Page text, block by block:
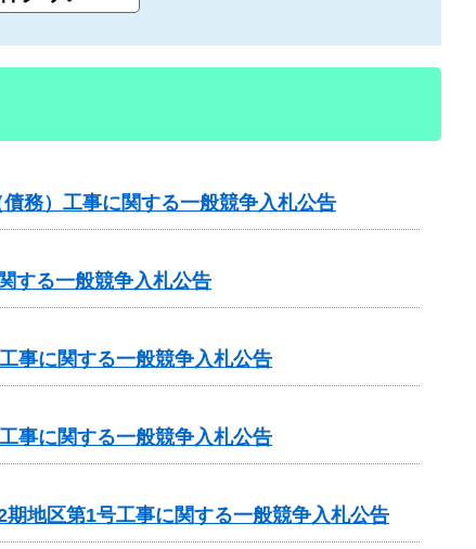
務）工事に関する一般競争入札公告
する一般競争入札公告
事に関する一般競争入札公告
事に関する一般競争入札公告
地区第1号工事に関する一般競争入札公告